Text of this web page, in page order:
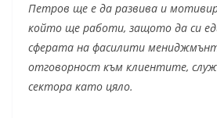
Петров ще е да развива и
който ще работи, защото да си
сферата на фасилити
отговорност към клиентите,
сектора като цяло.